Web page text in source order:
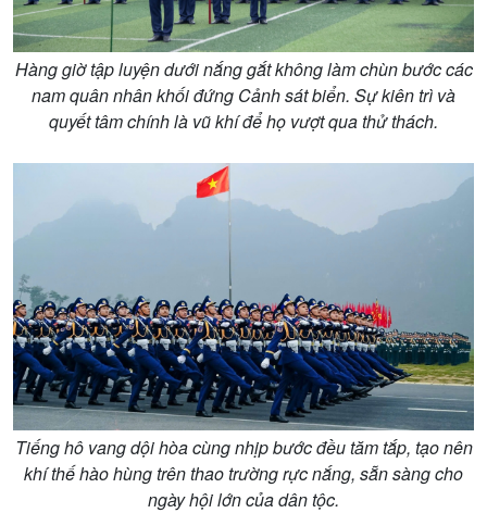
Xã hội
Tin Đời sống & Xã hội
360 độ Sức khỏe
Chuyển đổi Xanh
Xã hội chuyển động
Bước chân đến trường
Khoa học & Công nghệ
Tin Khoa học & Công nghệ
Kết nối công nghệ
Sống chung với biến đổi
Hàng giờ tập luyện dưới nắng gắt không làm chùn bước các
nam quân nhân khối đứng Cảnh sát biển. Sự kiên trì và
quyết tâm chính là vũ khí để họ vượt qua thử thách.
Tiếng hô vang dội hòa cùng nhịp bước đều tăm tắp, tạo nên
khí thế hào hùng trên thao trường rực nắng, sẵn sàng cho
ngày hội lớn của dân tộc.